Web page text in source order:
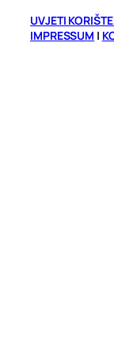
UVJETI
IMPRESSUM |